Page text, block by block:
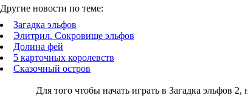
Другие новости по теме:
Загадка эльфов
Элитрил. Сокровище эльфов
Долина фей
5 карточных королевств
Сказочный остров
Для того чтобы начать играть в Загадка эльфов